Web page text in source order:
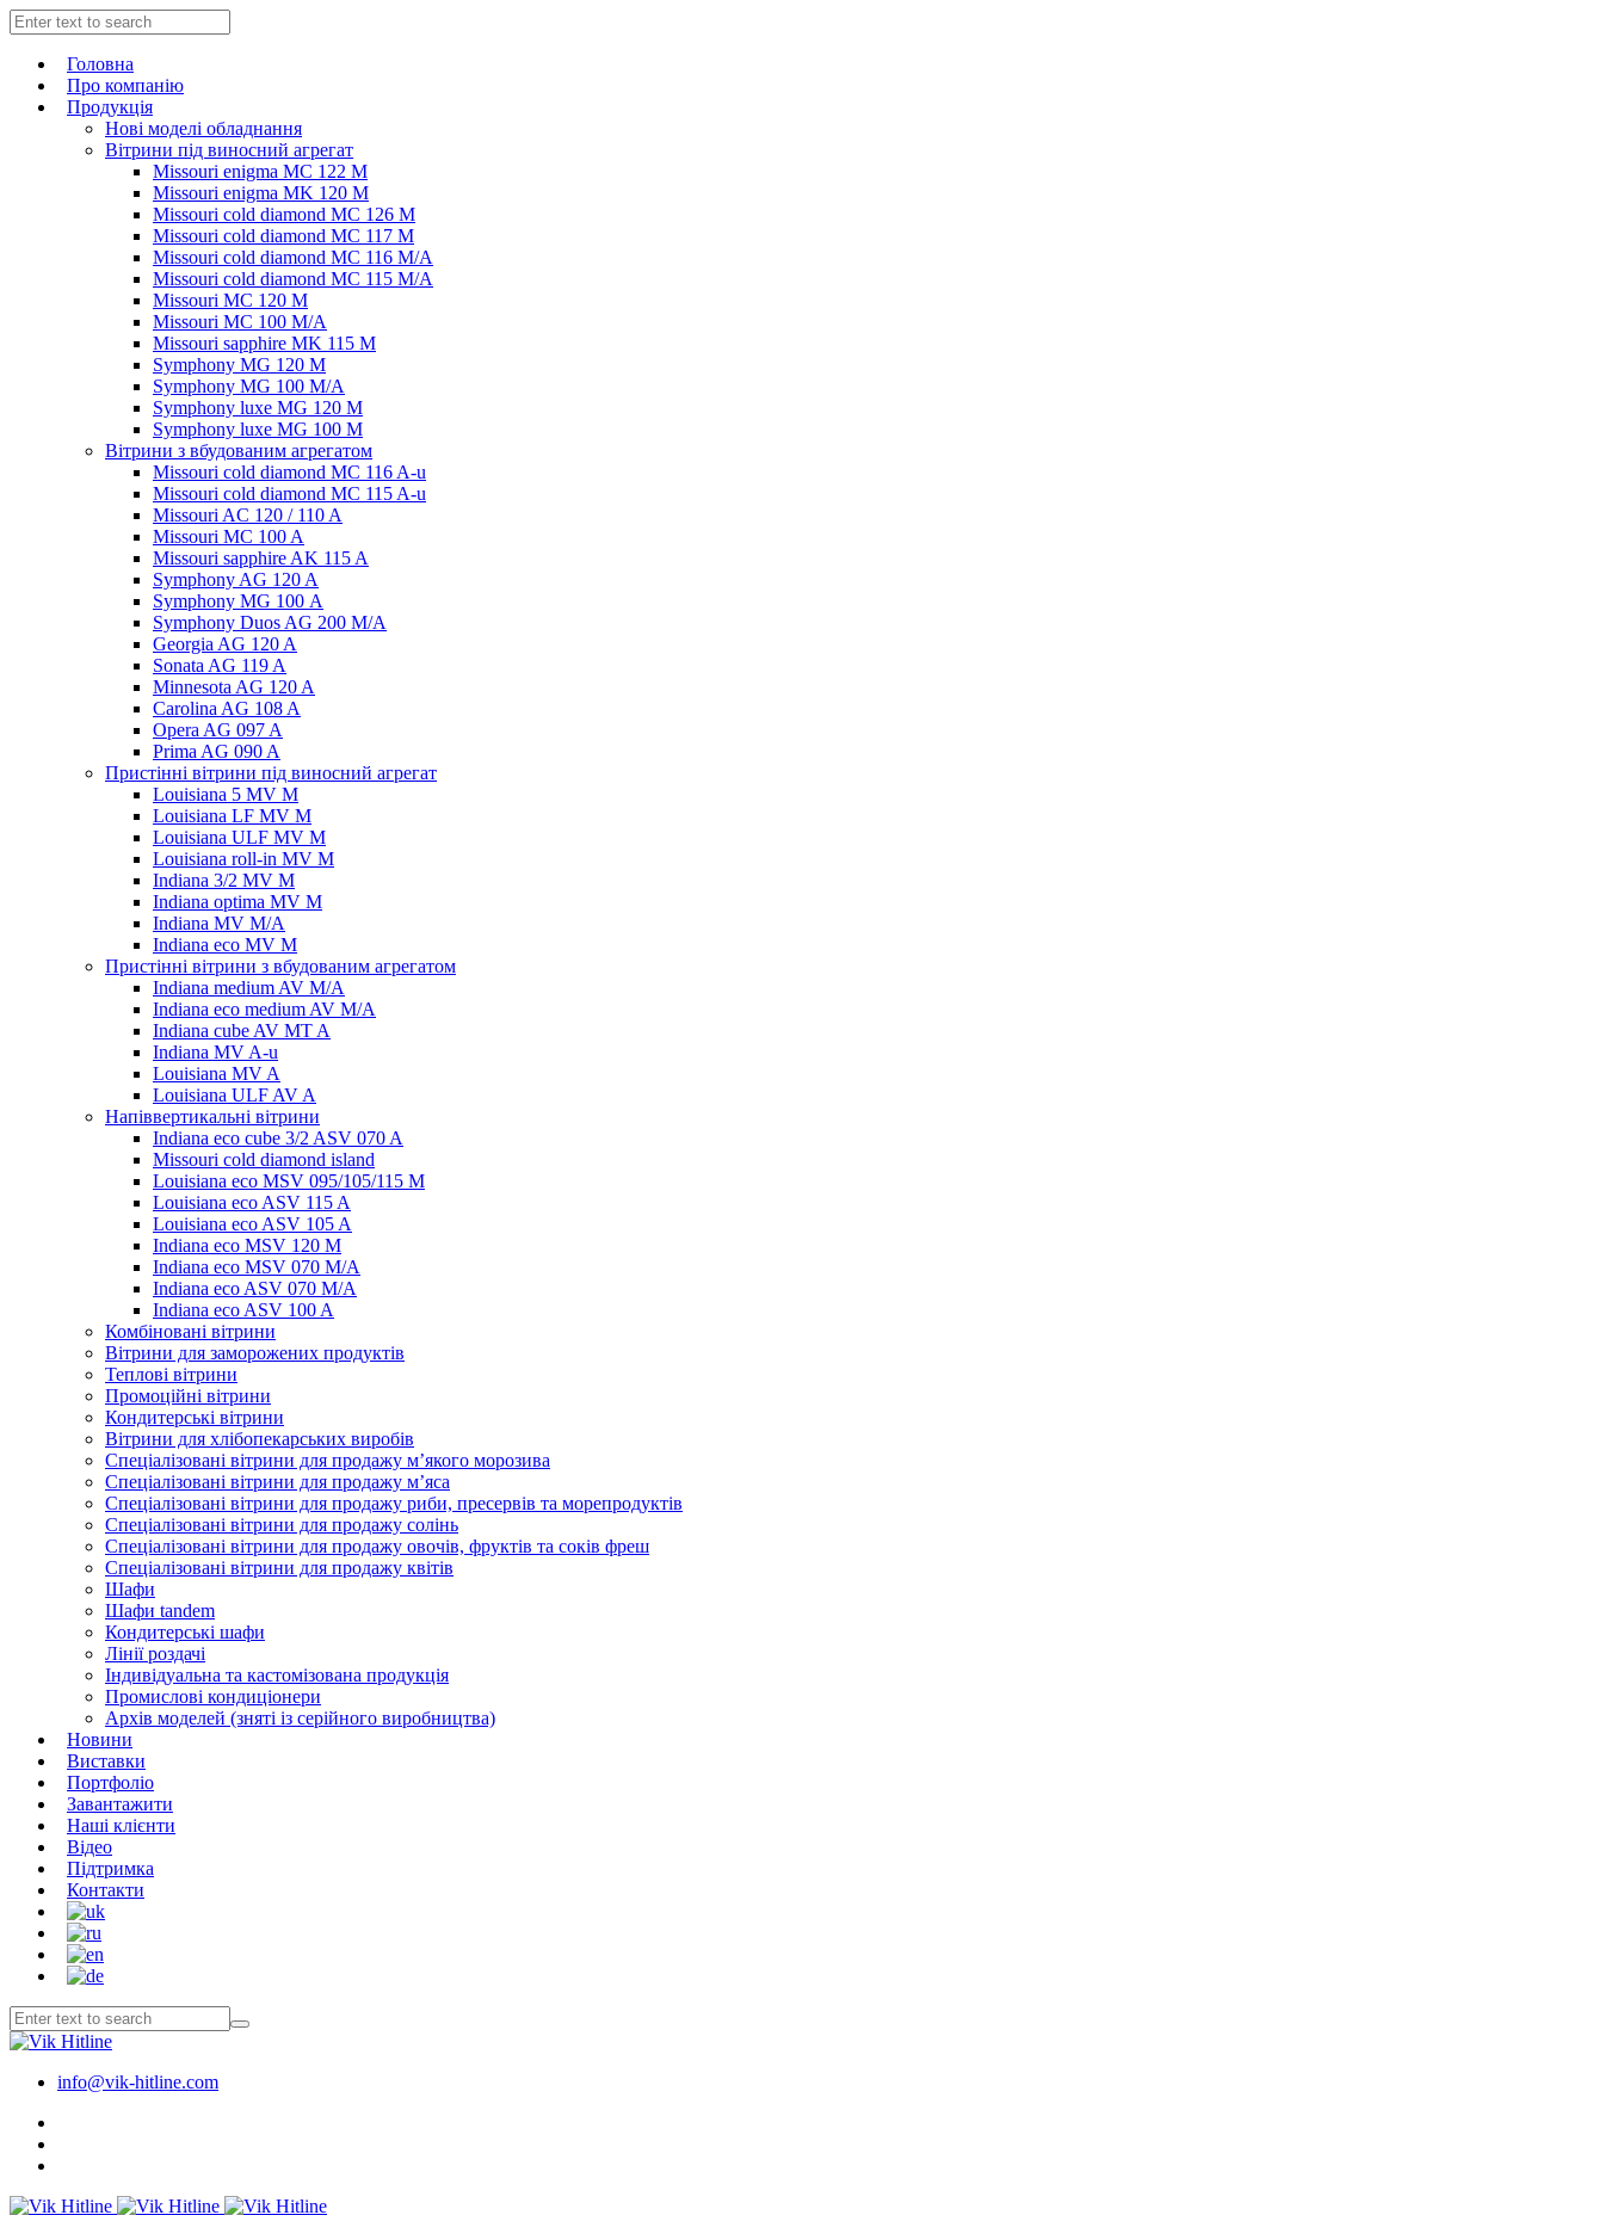
Головна
Про компанію
Продукція
Нові моделі обладнання
Вітрини під виносний агрегат
Missouri enigma MC 122 M
Missouri enigma MK 120 M
Missouri cold diamond MC 126 M
Missouri cold diamond MC 117 M
Missouri cold diamond MC 116 M/A
Missouri cold diamond MC 115 M/A
Missouri MC 120 M
Missouri MC 100 M/A
Missouri sapphire MK 115 M
Symphony MG 120 M
Symphony MG 100 M/А
Symphony luxe MG 120 M
Symphony luxe MG 100 M
Вітрини з вбудованим агрегатом
Missouri cold diamond MC 116 A-u
Missouri cold diamond MC 115 A-u
Missouri AC 120 / 110 A
Missouri MC 100 A
Missouri sapphire AK 115 A
Symphony AG 120 A
Symphony MG 100 А
Symphony Duos AG 200 M/A
Georgia AG 120 A
Sonata AG 119 A
Minnesota AG 120 A
Carolina AG 108 A
Opera AG 097 A
Prima AG 090 A
Пристінні вітрини під виносний агрегат
Louisiana 5 MV M
Louisiana LF MV M
Louisiana ULF MV M
Louisiana roll-in MV M
Indiana 3/2 MV M
Indiana optima MV M
Indiana MV M/A
Indiana eco MV M
Пристінні вітрини з вбудованим агрегатом
Indiana medium AV M/A
Indiana eco medium AV M/A
Indiana cube AV MT A
Indiana MV A-u
Louisiana MV A
Louisiana ULF AV A
Напіввертикальні вітрини
Indiana eco cube 3/2 ASV 070 A
Missouri cold diamond island
Louisiana eco MSV 095/105/115 M
Louisiana eco ASV 115 A
Louisiana eco ASV 105 A
Indiana eco MSV 120 M
Indiana eco MSV 070 M/A
Indiana eco ASV 070 M/A
Indiana eco ASV 100 A
Комбіновані вітрини
Вітрини для заморожених продуктів
Теплові вітрини
Промоційні вітрини
Кондитерські вітрини
Вітрини для хлібопекарських виробів
Спеціалізовані вітрини для продажу м’якого морозива
Спеціалізовані вітрини для продажу м’яса
Спеціалізовані вітрини для продажу риби, пресервів та морепродуктів
Спеціалізовані вітрини для продажу солінь
Спеціалізовані вітрини для продажу овочів, фруктів та соків фреш
Спеціалізовані вітрини для продажу квітів
Шафи
Шафи tandem
Кондитерські шафи
Лінії роздачі
Індивідуальна та кастомізована продукція
Промислові кондиціонери
Архів моделей (зняті із серійного виробництва)
Новини
Виставки
Портфоліо
Завантажити
Наші клієнти
Відео
Підтримка
Контакти
info@vik-hitline.com